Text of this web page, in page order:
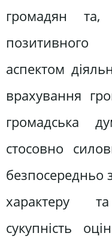
громадян та,
аспектом
врахування
громадська
стосовно
характеру
сукупність